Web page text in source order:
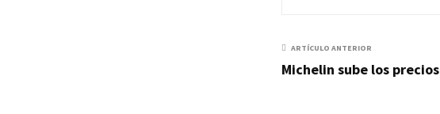
ARTÍCULO ANTERIOR
Michelin sube los precios